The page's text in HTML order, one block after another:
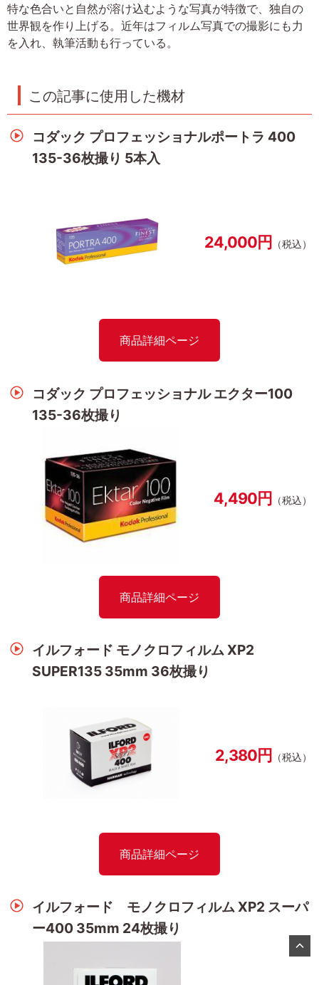
特な色合いと自然が溶け込むような写真が特徴で、独自の
世界観を作り上げる。近年はフィルム写真での撮影にも力
を入れ、執筆活動も行っている。
この記事に使用した機材
コダック プロフェッショナルポートラ 400
135-36枚撮り 5本入
24,000円 （税込）
商品詳細ページ
コダック プロフェッショナル エクター100
135-36枚撮り
4,490円 （税込）
商品詳細ページ
イルフォード モノクロフィルム XP2
SUPER135 35mm 36枚撮り
2,380円 （税込）
商品詳細ページ
イルフォード モノクロフィルム XP2 スーパ
ー400 35mm 24枚撮り